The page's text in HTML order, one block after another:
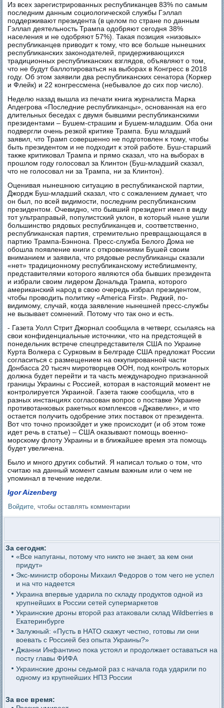
Из всех зарегистрированных республиканцев 83% по самым
последним данным социологической службы Гэллап
поддерживают президента (в целом по стране по данным
Гэллап деятельность Трампа одобряют сегодня 38%
населения и не одобряют 57%). Такая позиция «низовых»
республиканцев приводит к тому, что все больше нынешних
республиканских законодателей, придерживающихся
традиционных республиканских взглядов, объявляют о том,
что не будут баллотироваться на выборах в Конгресс в 2018
году. Об этом заявили два республиканских сенатора (Коркер
и Флейк) и 22 конгрессмена (небывалое до сих пор число).
Неделю назад вышла из печати книга журналиста Марка
Апдегрова «Последние республиканцы», основанная на его
длительных беседах с двумя бывшими республиканскими
президентами – Бушем-страшим и Бушем-младшим. Оба они
подвергли очень резкой критике Трампа. Буш младший
заявил, что Трамп совершенно не подготовлен к тому, чтобы
быть президентом и не подходит к этой работе. Буш-старший
также критиковал Трампа и прямо сказал, что на выборах в
прошлом году голосовал за Клинтон (Буш-младший сказал,
что не голосовал ни за Трампа, ни за Клинтон).
Оценивая нынешнюю ситуацию в республиканской партии,
Джордж Буш-младший сказал, что с сожалением думает, что
он был, по всей видимости, последним республиканским
президентом. Очевидно, что бывший президент имел в виду
тот ультраправый, популистский уклон, в который ныне ушли
большинство рядовых республиканцев и, соответственно,
республиканская партия, стремительно превращающаяся в
партию Трампа-Бэннона. Пресс-служба Белого Дома не
обошла появление книги с откровениями Бушей своим
вниманием и заявила, что рядовые республиканцы сказали
«нет» традиционному республиканскому истеблишменту,
представителями которого являются оба бывших президента
и избрали своим лидером Дональда Трампа, которого
американский народ в свою очередь избрал президентом,
чтобы проводить политику «America First». Редкий, по-
видимому, случай, когда заявление нынешней пресс-службы
не вызывает сомнений. Потому что так оно и есть.
- Газета Уолл Стрит Джорнал сообщила в четверг, ссылаясь на
свои конфиденциальные источники, что на предстоящей в
понедельник встрече спецпредставителя США по Украине
Курта Волкера с Сурковым в Белграде США предложат России
согласиться с размещением на оккупированной части
Донбасса 20 тысяч миротворцев ООН, под контроль которых
должна будет перейти и та часть международно признанной
границы Украины с Россией, которая в настоящий момент не
контролируется Украиной. Газета также сообщила, что в
разных инстанциях согласован вопрос о поставке Украине
противотанковых ракетных комплексов «Джавелин», и что
остается получить одобрение этих поставок от президента.
Вот что точно произойдет и уже происходит (и об этом тоже
идет речь в статье) – США оказывают помощь военно-
морскому флоту Украины и в ближайшее время эта помощь
будет увеличена.
Было и много других событий. Я написал только о том, что
считаю на данный момент самым важным или о чем не
упоминал в течение недели.
Igor Aizenberg
Войдите, чтобы оставлять комментарии
За сегодня:
«Все напуганы, потому что никто не знает, за кем они
придут»
Экс-министр обороны Михаил Федоров о том чего не успел
и на что надеется
Украина впервые ударила по складу продуктов одной из
крупнейших в России сетей супермаркетов
Украинские дроны второй раз атаковали склад Wildberries в
Екатеринбурге
Залужный: «Пусть в НАТО скажут честно, готовы ли они
воевать с Россией без опыта Украины?»
Джанни Инфантино пока устоял и продолжает оставаться на
посту главы ФИФА
Украинские дроны седьмой раз с начала года ударили по
одному из крупнейших НПЗ России
За все время: